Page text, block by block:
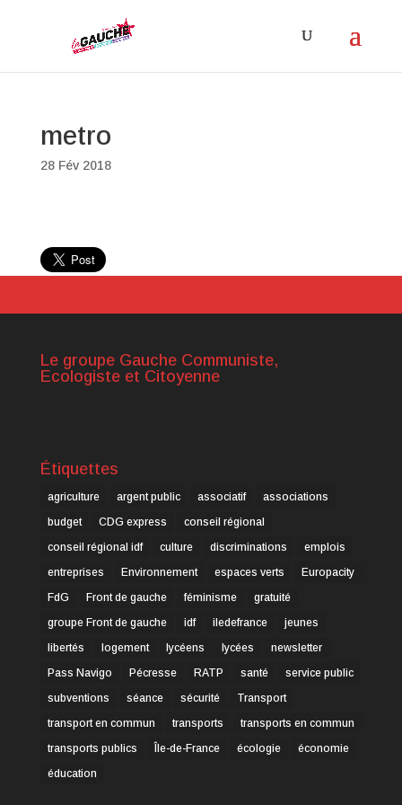
metro
28 Fév 2018
Le groupe Gauche Communiste,
Ecologiste et Citoyenne
Étiquettes
agriculture argent public associatif
associations
budget
CDG express
conseil régional
conseil régional idf
culture discriminations
emplois
entreprises
Environnement espaces verts
Europacity
FdG
Front de gauche féminisme
gratuité
groupe Front de gauche
idf iledefrance
jeunes
libertés
logement lycéens lycées
newsletter
Pass Navigo
Pécresse RATP santé
service public
subventions
séance sécurité
Transport
transport en commun
transports
transports en commun
transports publics
Île-de-France écologie
économie
éducation